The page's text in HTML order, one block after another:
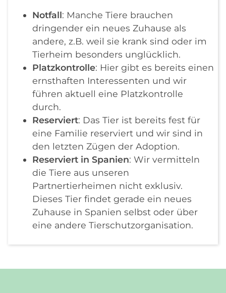
Notfall: Manche Tiere brauchen
dringender ein neues Zuhause als
andere, z.B. weil sie krank sind oder im
Tierheim besonders unglücklich.
Platzkontrolle: Hier gibt es bereits einen
ernsthaften Interessenten und wir
führen aktuell eine Platzkontrolle
durch.
Reserviert: Das Tier ist bereits fest für
eine Familie reserviert und wir sind in
den letzten Zügen der Adoption.
Reserviert in Spanien: Wir vermitteln
die Tiere aus unseren
Partnertierheimen nicht exklusiv.
Dieses Tier findet gerade ein neues
Zuhause in Spanien selbst oder über
eine andere Tierschutzorganisation.